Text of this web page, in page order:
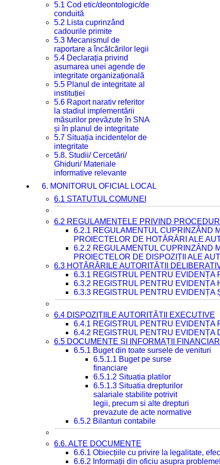
5.1 Cod etic/deontologic/de
conduită
5.2 Lista cuprinzând
cadourile primite
5.3 Mecanismul de
raportare a încălcărilor legii
5.4 Declarația privind
asumarea unei agende de
integritate organizațională
5.5 Planul de integritate al
instituției
5.6 Raport narativ referitor
la stadiul implementării
măsurilor prevăzute în SNA
și în planul de integritate
5.7 Situația incidentelor de
integritate
5.8. Studii/ Cercetări/
Ghiduri/ Materiale
informative relevante
6. MONITORUL OFICIAL LOCAL
6.1 STATUTUL COMUNEI
6.2 REGULAMENTELE PRIVIND
6.2.1 REGULAMENTUL CUPRINZÂND
PROIECTELOR DE HOTĂRÂRI ALE
6.2.2 REGULAMENTUL CUPRINZÂND
PROIECTELOR DE DISPOZIȚII ALE
6.3 HOTĂRÂRILE AUTORITĂȚII
6.3.1 REGISTRUL PENTRU EVIDENȚA
6.3.2 REGISTRUL PENTRU EVIDENȚA
6.3.3 REGISTRUL PENTRU EVIDENȚA
6.4 DISPOZIȚIILE AUTORITĂȚII EXECUTIVE
6.4.1 REGISTRUL PENTRU EVIDENȚA
6.4.2 REGISTRUL PENTRU EVIDENȚA
6.5 DOCUMENTE ȘI INFORMAȚII
6.5.1 Buget din toate sursele de venituri
6.5.1.1 Buget pe surse
financiare
6.5.1.2 Situatia platilor
6.5.1.3 Situatia drepturilor
salariale stabilite potrivit
legii, precum si alte drepturi
prevazute de acte normative
6.5.2 Bilanturi contabile
6.6. ALTE DOCUMENTE
6.6.1 Obiecțiile cu privire la legalitate,
6.6.2 Informații din oficiu asupra